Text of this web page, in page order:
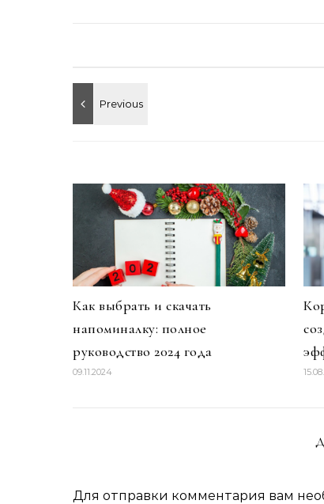
Как выбрать и скачать
напоминалку: полное
руководство 2024 года
09.11.2024
Для отправки комментария вам